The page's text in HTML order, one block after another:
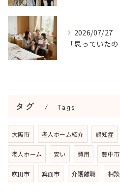
2026/07/27
タグ Tags
大阪市 老人ホーム紹介 認知症
老人ホーム 安い 費用 豊中市
吹田市 箕面市 介護離職 相談